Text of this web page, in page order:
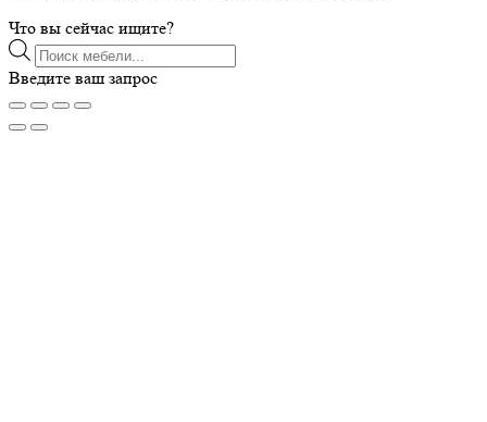
Что вы сейчас ищите?
Поиск
товаров
Введите ваш запрос